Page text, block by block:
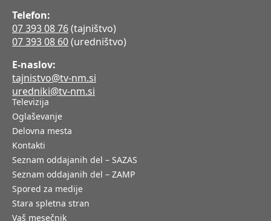
Telefon:
07 393 08 76(tajništvo)
07 393 08 60(uredništvo)
E-naslov:
tajnistvo@tv-nm.si
uredniki@tv-nm.si
Televizija
Oglaševanje
Delovna mesta
Kontakti
Seznam oddajanih del – SAZAS
Seznam oddajanih del – ZAMP
Spored za medije
Stara spletna stran
Vaš mesečnik